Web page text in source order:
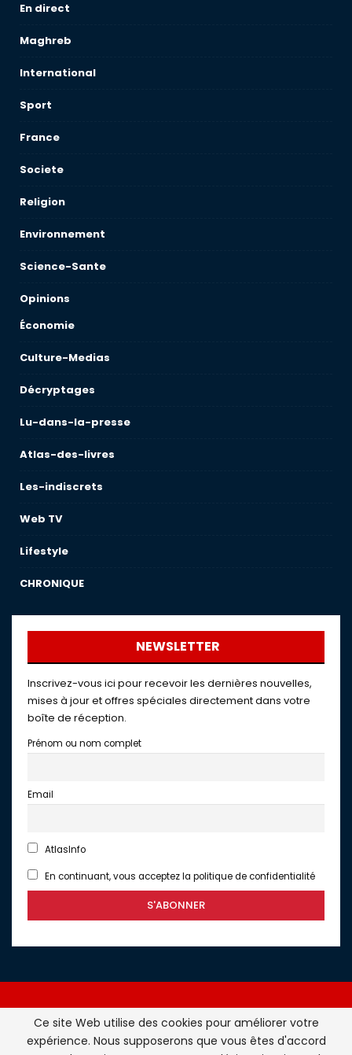
En direct
Maghreb
International
Sport
France
Societe
Religion
Environnement
Science-Sante
Opinions
Économie
Culture-Medias
Décryptages
Lu-dans-la-presse
Atlas-des-livres
Les-indiscrets
Web TV
Lifestyle
CHRONIQUE
NEWSLETTER
Inscrivez-vous ici pour recevoir les dernières nouvelles,
mises à jour et offres spéciales directement dans votre
boîte de réception.
Prénom ou nom complet
Email
AtlasInfo
En continuant, vous acceptez la politique de confidentialité
Atlasinfo.fr : l'essentiel de l'actualité de la France et du
Ce site Web utilise des cookies pour améliorer votre
expérience. Nous supposerons que vous êtes d'accord